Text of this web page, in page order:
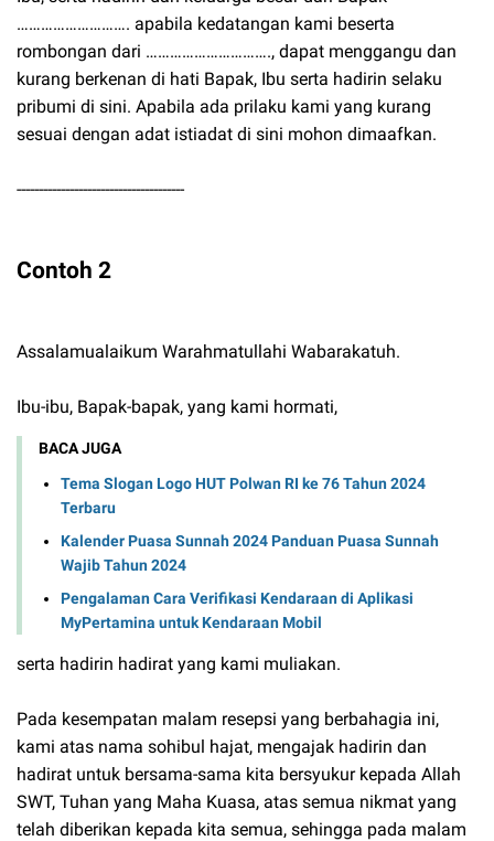
………………………. apabila kedatangan kami beserta
rombongan dari …………………………., dapat menggangu dan
kurang berkenan di hati Bapak, Ibu serta hadirin selaku
pribumi di sini. Apabila ada prilaku kami yang kurang
sesuai dengan adat istiadat di sini mohon dimaafkan.
--------------------------------------
Contoh 2
Assalamualaikum Warahmatullahi Wabarakatuh.
Ibu-ibu, Bapak-bapak, yang kami hormati,
BACA JUGA
Tema Slogan Logo HUT Polwan RI ke 76 Tahun 2024
Terbaru
Kalender Puasa Sunnah 2024 Panduan Puasa Sunnah
Wajib Tahun 2024
Pengalaman Cara Verifikasi Kendaraan di Aplikasi
MyPertamina untuk Kendaraan Mobil
serta hadirin hadirat yang kami muliakan.
Pada kesempatan malam resepsi yang berbahagia ini,
kami atas nama sohibul hajat, mengajak hadirin dan
hadirat untuk bersama-sama kita bersyukur kepada Allah
SWT, Tuhan yang Maha Kuasa, atas semua nikmat yang
telah diberikan kepada kita semua, sehingga pada malam